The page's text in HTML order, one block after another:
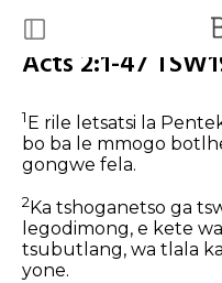
Acts 2:1-47
1E rile letsatsi la
bo ba le mmogo
gongwe fela.
2 Ka tshoganetso ga
legodimong, e kete
tsubutlang, wa tlala
yone.